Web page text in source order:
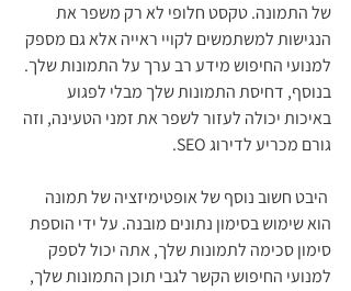
של התמונה. טקסט חלופי לא רק משפר את
הנגישות למשתמשים לקויי ראייה אלא גם מספק
למנועי החיפוש מידע רב ערך על התמונות שלך.
בנוסף, דחיסת התמונות שלך מבלי לפגוע
באיכות יכולה לעזור לשפר את זמני הטעינה, וזה
גורם מכריע לדירוג SEO.
היבט חשוב נוסף של אופטימיזציה של תמונה
הוא שימוש בסימון נתונים מובנה. על ידי הוספת
סימון סכימה לתמונות שלך, אתה יכול לספק
למנועי החיפוש הקשר לגבי תוכן התמונות שלך,